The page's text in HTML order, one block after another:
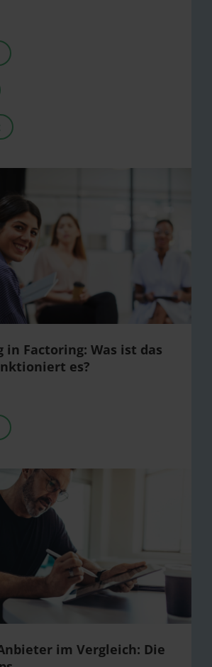
in Factoring: Was ist das
es?
im Vergleich: Die